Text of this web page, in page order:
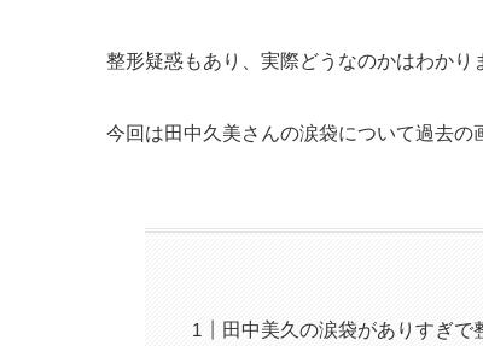
整形疑惑もあり、実際どうなのかはわかり
今回は田中久美さんの涙袋について過去の
田中美久の涙袋がありすぎで